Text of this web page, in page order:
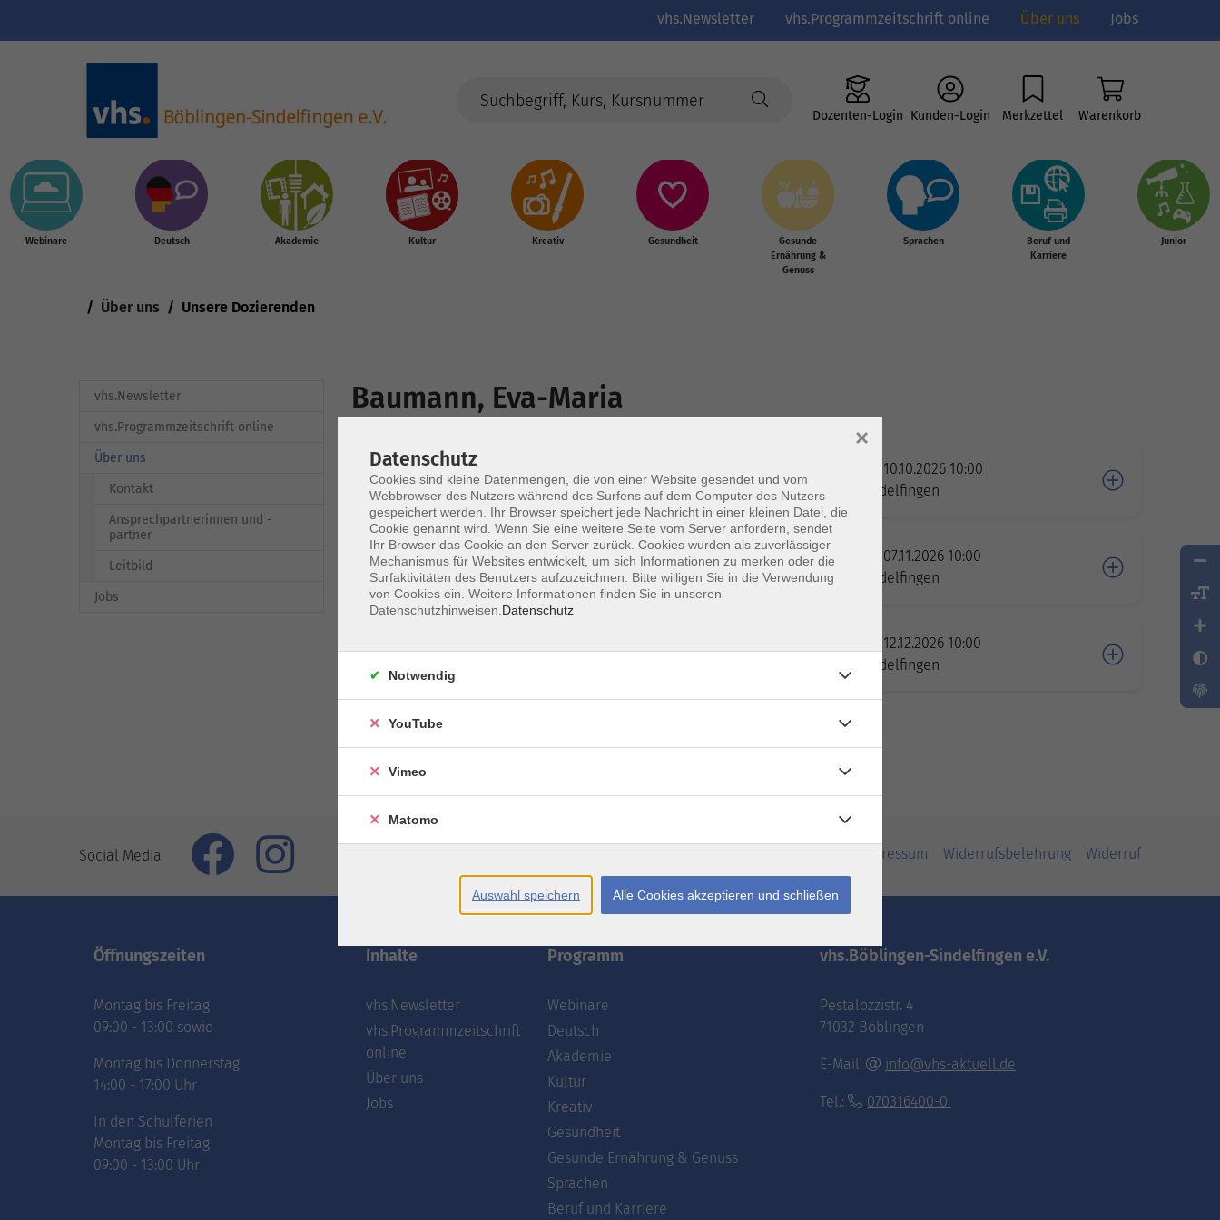
vhs.Newsletter vhs.Programmzeitschrift online Über uns Jobs
Dozenten-Login Kunden-Login Merkzettel Warenkorb
Webinare Deutsch Akademie Kultur Kreativ Gesundheit
Gesunde
Ernährung &
Genuss
Sprachen
Beruf und
Karriere
Junior
You are here:
Über uns Unsere Dozierenden
vhs.Newsletter
vhs.Programmzeitschrift online
Über uns
Kontakt
Ansprechpartnerinnen und -
partner
Leitbild
Jobs
Baumann, Eva-Maria
Entspannung im Herbst - Durch Bewegung und
Entspannung in die Wohlspannung kommen
Sa. 10.10.2026 10:00
Sindelfingen
Meditationkurs
Sa. 07.11.2026 10:00
Sindelfingen
Sa. 12.12.2026 10:00
Sindelfingen
zurück zur Übersicht
Social Media Impressum Widerrufsbelehrung Widerruf
Öffnungszeiten
Montag bis Freitag
09:00 - 13:00 sowie
Montag bis Donnerstag
14:00 - 17:00 Uhr
In den Schulferien
Montag bis Freitag
09:00 - 13:00 Uhr
Inhalte
vhs.Newsletter
vhs.Programmzeitschrift
online
Über uns
Jobs
Programm
Webinare
Deutsch
Akademie
Kultur
Kreativ
Gesundheit
Gesunde Ernährung & Genuss
Sprachen
Beruf und Karriere
vhs.Böblingen-Sindelfingen e.V.
Pestalozzistr. 4
71032 Böblingen
E-Mail: info@vhs-aktuell.de
Tel.: 070316400-0
Datenschutz
Cookies sind kleine Datenmengen, die von einer Website gesendet und vom
Webbrowser des Nutzers während des Surfens auf dem Computer des Nutzers
gespeichert werden. Ihr Browser speichert jede Nachricht in einer kleinen Datei, die
Cookie genannt wird. Wenn Sie eine weitere Seite vom Server anfordern, sendet
Ihr Browser das Cookie an den Server zurück. Cookies wurden als zuverlässiger
Mechanismus für Websites entwickelt, um sich Informationen zu merken oder die
Surfaktivitäten des Benutzers aufzuzeichnen. Bitte willigen Sie in die Verwendung
von Cookies ein. Weitere Informationen finden Sie in unseren
Datenschutzhinweisen. Datenschutz
×
Notwendig
YouTube
Vimeo
Matomo
Auswahl speichern Alle Cookies akzeptieren und schließen